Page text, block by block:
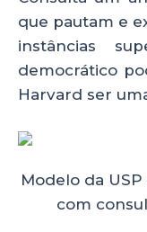
que pautam e
instâncias
democrático
Harvard ser
Modelo da
com